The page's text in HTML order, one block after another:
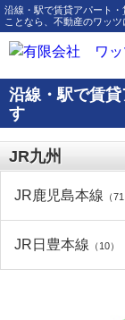
沿線・駅で賃貸アパート
ことなら、不動産のワッツ
沿線・駅で賃
す
JR九州
JR鹿児島本線 （71
JR日豊本線 （10）